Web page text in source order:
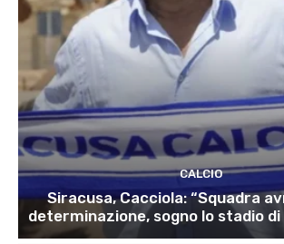
CALCIO
Siracusa, Cacciola: “Squadra
determinazione, sogno lo stadio di